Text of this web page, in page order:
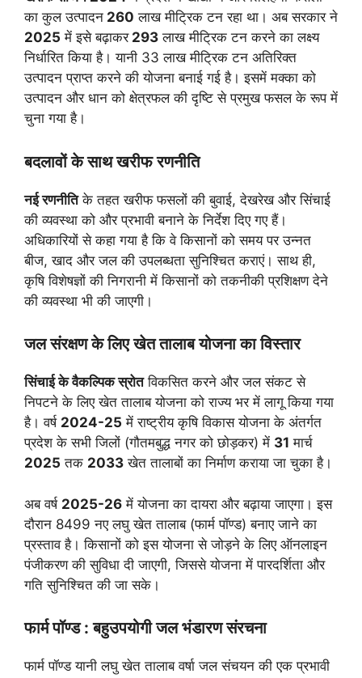
का कुल उत्पादन 260 लाख मीट्रिक टन रहा था। अब सरकार ने
2025 में इसे बढ़ाकर293 लाख मीट्रिक टन करने का लक्ष्य
निर्धारित किया है। यानी 33 लाख मीट्रिक टन अतिरिक्त
उत्पादन प्राप्त करने की योजना बनाई गई है। इसमें मक्का को
उत्पादन और धान को क्षेत्रफल की दृष्टि से प्रमुख फसल के रूप में
चुना गया है।
बदलावों के साथ खरीफ रणनीति
नई रणनीतिके तहत खरीफ फसलों की बुवाई, देखरेख और सिंचाई
की व्यवस्था को और प्रभावी बनाने के निर्देश दिए गए हैं।
अधिकारियों से कहा गया है कि वे किसानों को समय पर उन्नत
बीज, खाद और जल की उपलब्धता सुनिश्चित कराएं। साथ ही,
कृषि विशेषज्ञों की निगरानी में किसानों को तकनीकी प्रशिक्षण देने
की व्यवस्था भी की जाएगी।
जल संरक्षण के लिए खेत तालाब योजना का विस्तार
सिंचाई के वैकल्पिक स्रोतविकसित करने और जल संकट से
निपटने के लिए खेत तालाब योजना को राज्य भर में लागू किया गया
है। वर्ष 2024-25 में राष्ट्रीय कृषि विकास योजना के अंतर्गत
प्रदेश के सभी जिलों (गौतमबुद्ध नगर को छोड़कर) में 31 मार्च
2025 तक 2033 खेत तालाबों का निर्माण कराया जा चुका है।
अब वर्ष 2025-26 में योजना का दायरा और बढ़ाया जाएगा। इस
दौरान 8499 नए लघु खेत तालाब (फार्म पॉण्ड) बनाए जाने का
प्रस्ताव है। किसानों को इस योजना से जोड़ने के लिए ऑनलाइन
पंजीकरण की सुविधा दी जाएगी, जिससे योजना में पारदर्शिता और
गति सुनिश्चित की जा सके।
फार्म पॉण्ड : बहुउपयोगी जल भंडारण संरचना
फार्म पॉण्ड यानी लघु खेत तालाब वर्षा जल संचयन की एक प्रभावी